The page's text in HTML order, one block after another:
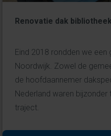
Renovatie dak
Eind 2018 rondden we
Noordwijk. Zowel de
de hoofdaannemer
Nederland waren
traject.